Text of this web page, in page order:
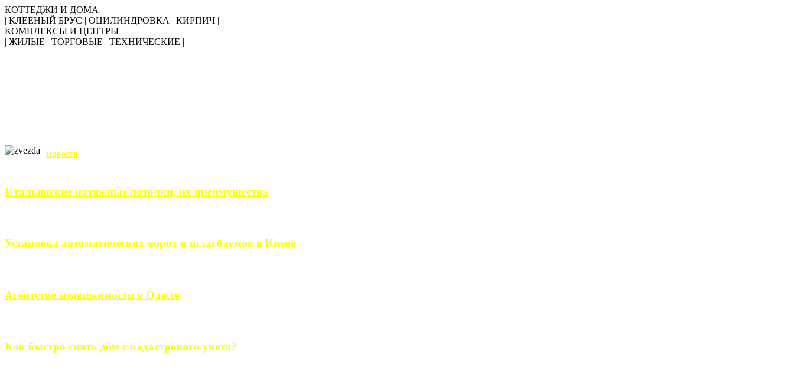
КОТТЕДЖИ И ДОМА
| КЛЕЕНЫЙ БРУС | ОЦИЛИНДРОВКА | КИРПИЧ |
КОМПЛЕКСЫ И ЦЕНТРЫ
| ЖИЛЫЕ | ТОРГОВЫЕ | ТЕХНИЧЕСКИЕ |
Новости
Итальянские натяжные потолки, их преимущества
Установка автоматических ворот и шлагбаумов в Киеве
Агентство недвижимости в Одессе
Как быстро снять дом с кадастрового учета?